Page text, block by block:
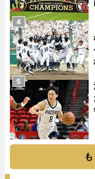
4
5